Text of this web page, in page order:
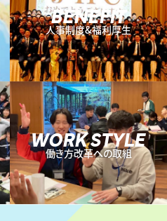
BENEFIT
人事制度&福利厚生
WORK STYLE
働き方改革への取組